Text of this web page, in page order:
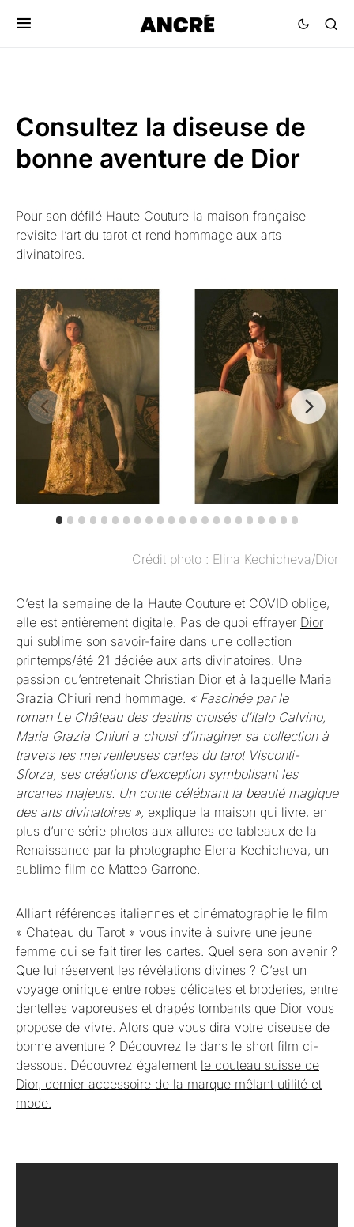
Consultez la diseuse de
bonne aventure de Dior
Pour son défilé Haute Couture la maison française
revisite l’art du tarot et rend hommage aux arts
divinatoires.
Crédit photo : Elina Kechicheva/Dior
C’est la semaine de la Haute Couture et COVID oblige,
elle est entièrement digitale. Pas de quoi effrayer Dior
qui sublime son savoir-faire dans une collection
printemps/été 21 dédiée aux arts divinatoires. Une
passion qu’entretenait Christian Dior et à laquelle Maria
Grazia Chiuri rend hommage. « Fascinée par le
roman Le Château des destins croisés d’Italo Calvino,
Maria Grazia Chiuri a choisi d’imaginer sa collection à
travers les merveilleuses cartes du tarot Visconti-
Sforza, ses créations d’exception symbolisant les
arcanes majeurs. Un conte célébrant la beauté magique
des arts divinatoires », explique la maison qui livre, en
plus d’une série photos aux allures de tableaux de la
Renaissance par la photographe Elena Kechicheva, un
sublime film de Matteo Garrone.
Alliant références italiennes et cinématographie le film
« Chateau du Tarot » vous invite à suivre une jeune
femme qui se fait tirer les cartes. Quel sera son avenir ?
Que lui réservent les révélations divines ? C’est un
voyage onirique entre robes délicates et broderies, entre
dentelles vaporeuses et drapés tombants que Dior vous
propose de vivre. Alors que vous dira votre diseuse de
bonne aventure ? Découvrez le dans le short film ci-
dessous. Découvrez également le couteau suisse de
Dior, dernier accessoire de la marque mêlant utilité et
mode.